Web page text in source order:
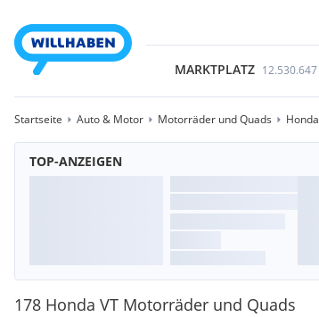
MARKTPLATZ 12.530.647
Startseite Auto & Motor Motorräder und Quads Honda
TOP-ANZEIGEN
178 Honda VT Motorräder und Quads